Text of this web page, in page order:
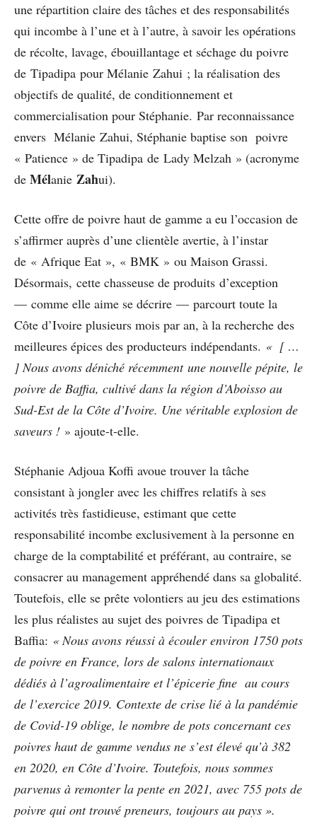
une répartition claire des tâches et des responsabilités
qui incombe à l’une et à l’autre, à savoir les opérations
de récolte, lavage, ébouillantage et séchage du poivre
de Tipadipa pour Mélanie Zahui ; la réalisation des
objectifs de qualité, de conditionnement et
commercialisation pour Stéphanie. Par reconnaissance
envers Mélanie Zahui, Stéphanie baptise son poivre
« Patience » de Tipadipa de Lady Melzah » (acronyme
de Mélanie Zahui).
Cette offre de poivre haut de gamme a eu l’occasion de
s’affirmer auprès d’une clientèle avertie, à l’instar
de « Afrique Eat », « BMK » ou Maison Grassi.
Désormais, cette chasseuse de produits d’exception
— comme elle aime se décrire — parcourt toute la
Côte d’Ivoire plusieurs mois par an, à la recherche des
meilleures épices des producteurs indépendants. « [ …
] Nous avons déniché récemment une nouvelle pépite, le
poivre de Baffia, cultivé dans la région d’Aboisso au
Sud-Est de la Côte d’Ivoire. Une véritable explosion de
saveurs ! » ajoute-t-elle.
Stéphanie Adjoua Koffi avoue trouver la tâche
consistant à jongler avec les chiffres relatifs à ses
activités très fastidieuse, estimant que cette
responsabilité incombe exclusivement à la personne en
charge de la comptabilité et préférant, au contraire, se
consacrer au management appréhendé dans sa globalité.
Toutefois, elle se prête volontiers au jeu des estimations
les plus réalistes au sujet des poivres de Tipadipa et
Baffia: « Nous avons réussi à écouler environ 1750 pots
de poivre en France, lors de salons internationaux
dédiés à l’agroalimentaire et l’épicerie fine au cours
de l’exercice 2019. Contexte de crise lié à la pandémie
de Covid-19 oblige, le nombre de pots concernant ces
poivres haut de gamme vendus ne s’est élevé qu’à 382
en 2020, en Côte d’Ivoire. Toutefois, nous sommes
parvenus à remonter la pente en 2021, avec 755 pots de
poivre qui ont trouvé preneurs, toujours au pays ».